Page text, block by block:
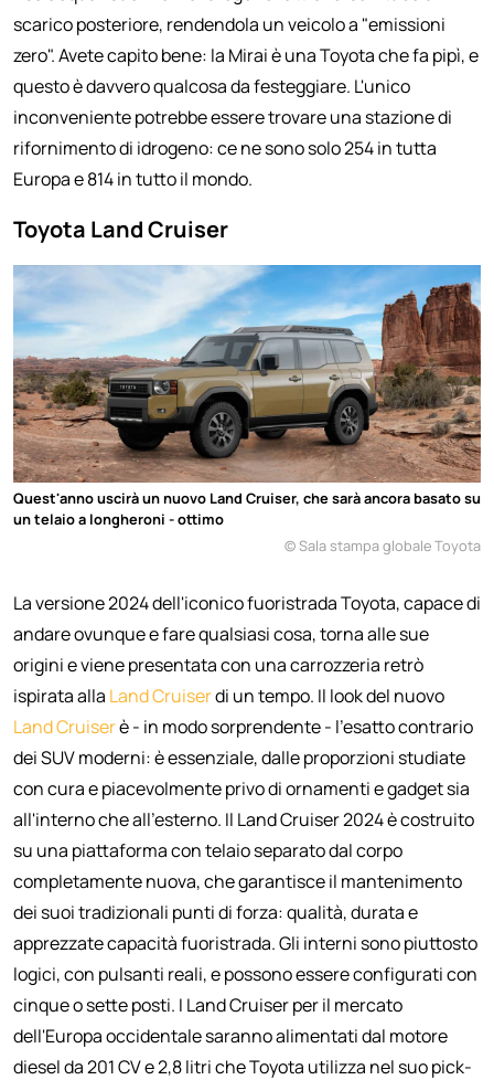
scarico posteriore, rendendola un veicolo a "emissioni
zero". Avete capito bene: la Mirai è una Toyota che fa pipì, e
questo è davvero qualcosa da festeggiare. L'unico
inconveniente potrebbe essere trovare una stazione di
rifornimento di idrogeno: ce ne sono solo 254 in tutta
Europa e 814 in tutto il mondo.
Toyota Land Cruiser
Quest'anno uscirà un nuovo Land Cruiser, che sarà ancora basato su
un telaio a longheroni - ottimo
© Sala stampa globale Toyota
La versione 2024 dell'iconico fuoristrada Toyota, capace di
andare ovunque e fare qualsiasi cosa, torna alle sue
origini e viene presentata con una carrozzeria retrò
ispirata alla Land Cruiserdi un tempo. Il look del nuovo
Land Cruiserè - in modo sorprendente - l'esatto contrario
dei SUV moderni: è essenziale, dalle proporzioni studiate
con cura e piacevolmente privo di ornamenti e gadget sia
all'interno che all'esterno. Il Land Cruiser 2024 è costruito
su una piattaforma con telaio separato dal corpo
completamente nuova, che garantisce il mantenimento
dei suoi tradizionali punti di forza: qualità, durata e
apprezzate capacità fuoristrada. Gli interni sono piuttosto
logici, con pulsanti reali, e possono essere configurati con
cinque o sette posti. I Land Cruiser per il mercato
dell'Europa occidentale saranno alimentati dal motore
diesel da 201 CV e 2,8 litri che Toyota utilizza nel suo pick-